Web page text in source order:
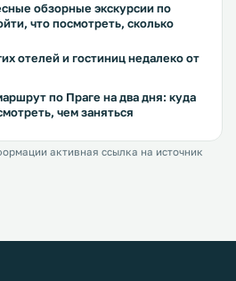
обзорные экскурсии по
что посмотреть, сколько
отелей и гостиниц недалеко от
по Праге на два дня: куда
чем заняться
активная ссылка на источник